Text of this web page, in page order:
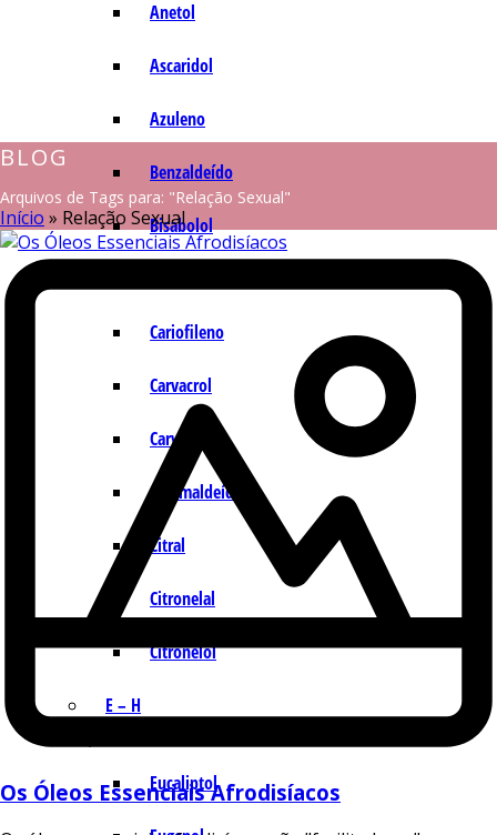
Anetol
Ascaridol
Azuleno
Benzaldeído
Bisabolol
Cariofileno
Carvacrol
Carvona
Cinamaldeído
Citral
Citronelal
Citronelol
E – H
Eucaliptol
BLOG
Arquivos de Tags para: "Relação Sexual"
Início » Relação Sexual
Os Óleos Essenciais Afrodisíacos